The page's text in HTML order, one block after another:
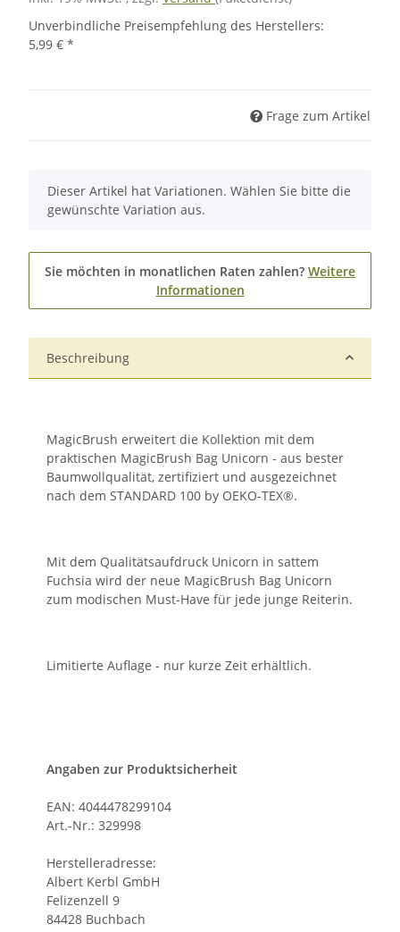
Unverbindliche Preisempfehlung des Herstellers:
5,99 € *
Frage zum Artikel
x
Dieser Artikel hat Variationen. Wählen Sie bitte die
gewünschte Variation aus.
Sie möchten in monatlichen Raten zahlen? Weitere
Informationen
Beschreibung
MagicBrush erweitert die Kollektion mit dem
praktischen MagicBrush Bag Unicorn - aus bester
Baumwollqualität, zertifiziert und ausgezeichnet
nach dem STANDARD 100 by OEKO-TEX®.
Mit dem Qualitätsaufdruck Unicorn in sattem
Fuchsia wird der neue MagicBrush Bag Unicorn
zum modischen Must-Have für jede junge Reiterin.
Limitierte Auflage - nur kurze Zeit erhältlich.
Angaben zur Produktsicherheit
EAN: 4044478299104
Art.-Nr.: 329998
Herstelleradresse:
Albert Kerbl GmbH
Felizenzell 9
84428 Buchbach